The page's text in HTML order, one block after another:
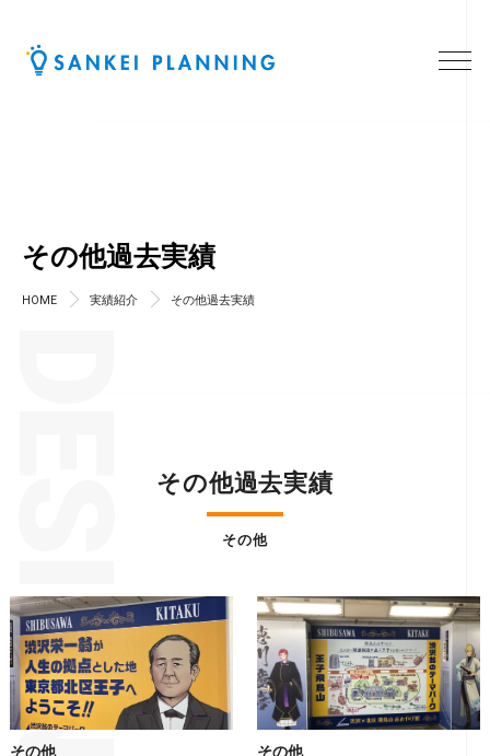
その他過去実績
HOME 実績紹介 その他過去実績
その他過去実績
その他
その他 その他